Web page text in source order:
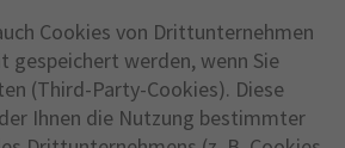
Cookies von Drittunternehmen
gespeichert werden, wenn Sie
(Third-Party-Cookies). Diese
Ihnen die Nutzung bestimmter